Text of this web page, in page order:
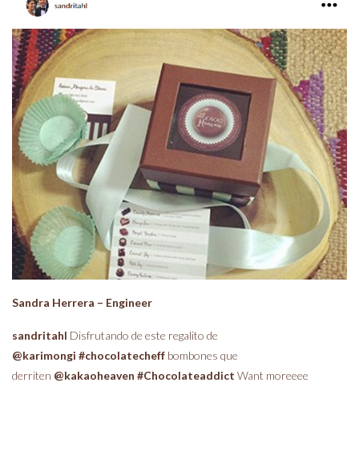
Sandra Herrera – Engineer
sandritahl Disfrutando de este regalito de
@karimongi #chocolatecheff bombones que
derriten @kakaoheaven #Chocolateaddict Want moreeee